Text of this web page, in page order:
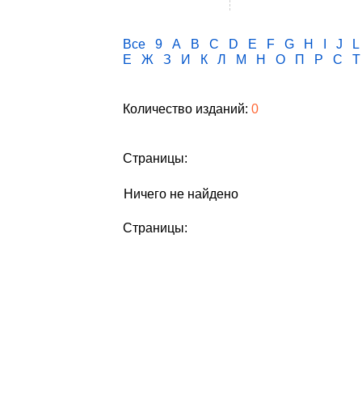
Все 9 A B C D E F G H J
L
Е
Ж З И К Л М Н О П Р С Т
Количество изданий: 0
Страницы:
Ничего не найдено
Страницы: